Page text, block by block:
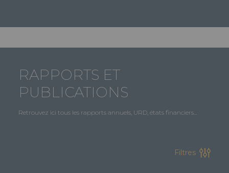
RAPPORTS ET
PUBLICATIONS
Retrouvez ici tous les rapports annuels, URD, états financiers...
Filtres